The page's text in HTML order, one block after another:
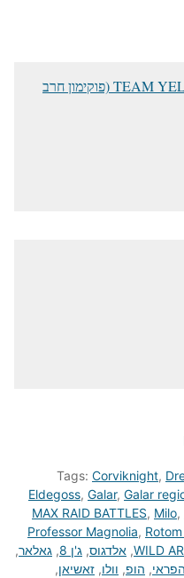
צוות רשע – צוות ייל – טים ייל – TEAM YELL (פוקימון חרב
Tags: Corviknight,
Eldegoss, Galar, Galar
MAX RAID BATTLES, Milo,
Professor Magnolia,
WILD
, אלדגוס, ג'ן 8 , גאלאר,
, הופ, וולו, זאשיאן,